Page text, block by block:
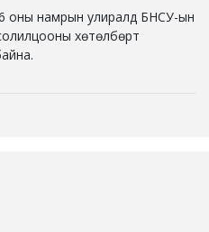
оны намрын улиралд БНСУ-ын
хөтөлбөрт